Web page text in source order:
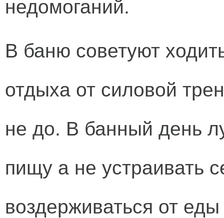
недомоганий.
В баню советуют
отдыха от силовой
не до. В банный день
пищу а не устраивать
воздерживаться от